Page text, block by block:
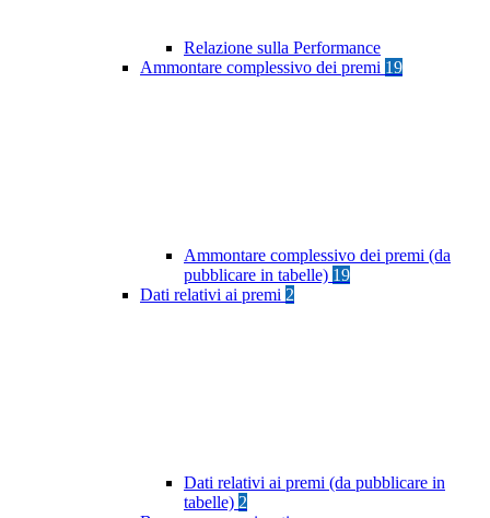
Relazione sulla Performance
Ammontare complessivo dei premi 19
Ammontare complessivo dei premi (da
pubblicare in tabelle) 19
Dati relativi ai premi 2
Dati relativi ai premi (da pubblicare in
tabelle) 2